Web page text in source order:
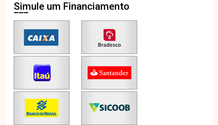
Simule um Financiamento